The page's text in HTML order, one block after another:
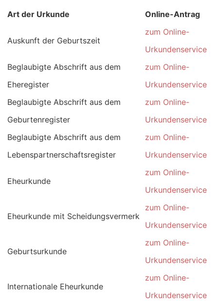
Art der Urkunde Online-Antrag
Auskunft der Geburtszeit
zum Online-
Urkundenservice
Beglaubigte Abschrift aus dem
Eheregister
zum Online-
Urkundenservice
Beglaubigte Abschrift aus dem
Geburtenregister
zum Online-
Urkundenservice
Beglaubigte Abschrift aus dem
Lebenspartnerschaftsregister
zum Online-
Urkundenservice
Eheurkunde
zum Online-
Urkundenservice
Eheurkunde mit Scheidungsvermerk
zum Online-
Urkundenservice
Geburtsurkunde
zum Online-
Urkundenservice
Internationale Eheurkunde
zum Online-
Urkundenservice